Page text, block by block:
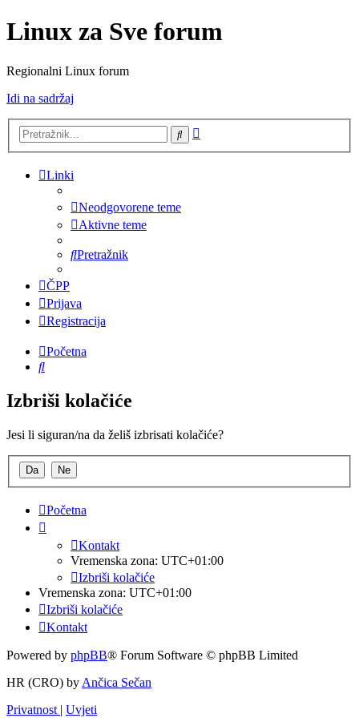
Linux za Sve forum
Regionalni Linux forum
Idi na sadržaj
Pretražnik
Linki
Neodgovorene teme
Aktivne teme
Pretražnik
ČPP
Prijava
Registracija
Početna
Pretražnik
Izbriši kolačiće
Jesi li siguran/na da želiš izbrisati kolačiće?
Početna
Kontakt
Vremenska zona: UTC+01:00
Izbriši kolačiće
Vremenska zona: UTC+01:00
Izbriši kolačiće
Kontakt
Powered by phpBB® Forum Software © phpBB Limited
HR (CRO) by Ančica Sečan
Privatnost | Uvjeti